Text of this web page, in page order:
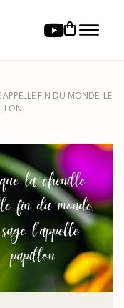
FIN DU MONDE, LE